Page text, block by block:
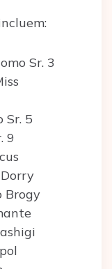
Sr. 3
Sr. 5
9
Brogy